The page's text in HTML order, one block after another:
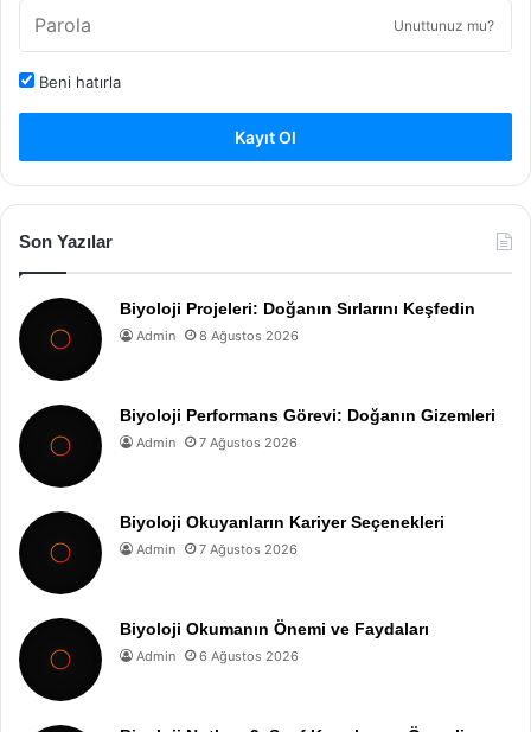
Unuttunuz mu?
Beni hatırla
Kayıt Ol
Son Yazılar
Biyoloji Projeleri: Doğanın Sırlarını Keşfedin
Admin 8 Ağustos 2026
Biyoloji Performans Görevi: Doğanın Gizemleri
Admin 7 Ağustos 2026
Biyoloji Okuyanların Kariyer Seçenekleri
Admin 7 Ağustos 2026
Biyoloji Okumanın Önemi ve Faydaları
Admin 6 Ağustos 2026